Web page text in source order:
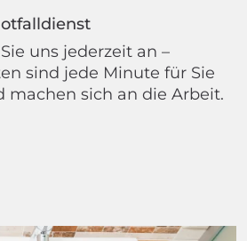
uns jederzeit an –
sind jede Minute für Sie
machen sich an die Arbeit.